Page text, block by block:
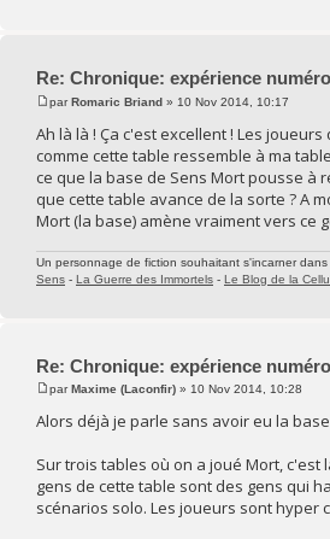
Re: Chronique: expérience
parRomaric Briand » 10 Nov 2014, 10:17
Ah là là ! Ça c'est excellent ! Les
comme cette table ressemble à ma
ce que la base de Sens Mort pousse à
que cette table avance de la sorte ? A
Mort (la base) amène vraiment vers ce
Un personnage de fiction souhaitant s'incarner
Sens - La Guerre des Immortels - Le Blog de la
Re: Chronique: expérience
parMaxime (Laconfir) » 10 Nov 2014, 10:28
Alors déjà je parle sans avoir eu la
Sur trois tables où on a joué Mort,
gens de cette table sont des gens qui
scénarios solo. Les joueurs sont